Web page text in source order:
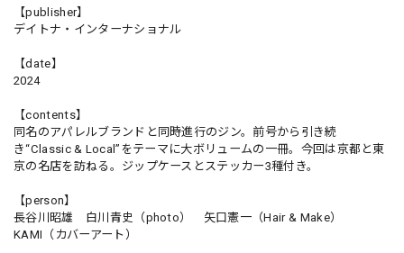
【publisher】
デイトナ・インターナショナル
【date】
2024
【contents】
同名のアパレルブランドと同時進行のジン。前号から引き続
き“Classic & Local”をテーマに大ボリュームの一冊。今回は京都と東
京の名店を訪ねる。ジップケースとステッカー3種付き。
【person】
長谷川昭雄 白川青史（photo） 矢口憲一（Hair & Make）
KAMI（カバーアート）